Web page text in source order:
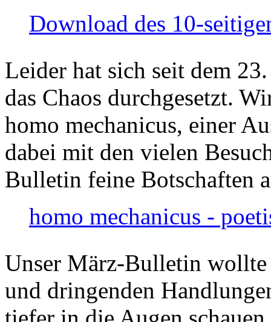
Download des 10-
Leider hat sich seit dem
das Chaos durchgesetzt.
homo mechanicus, einer
dabei mit den vielen
Bulletin feine Botschaften
homo mechanicus -
Unser März-Bulletin
und dringenden